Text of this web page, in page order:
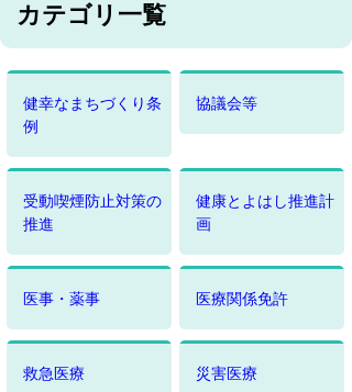
カテゴリ一覧
健幸なまちづくり条
例
協議会等
受動喫煙防止対策の
推進
健康とよはし推進計
画
医事・薬事 医療関係免許
救急医療 災害医療